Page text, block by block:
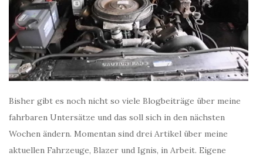
Bisher gibt es noch nicht so viele Blogbeiträge über meine
fahrbaren Untersätze und das soll sich in den nächsten
Wochen ändern. Momentan sind drei Artikel über meine
aktuellen Fahrzeuge, Blazer und Ignis, in Arbeit. Eigene